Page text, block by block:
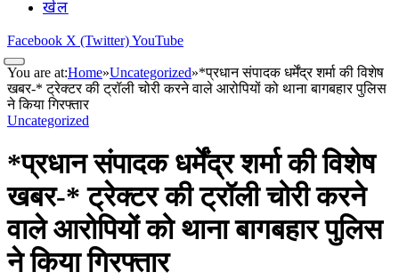
खेल
Facebook X (Twitter)YouTube
You are at:Home»Uncategorized»*प्रधान संपादक धर्मेंद्र शर्मा की विशेष
खबर-* ट्रेक्टर की ट्रॉली चोरी करने वाले आरोपियों को थाना बागबहार पुलिस
ने किया गिरफ्तार
Uncategorized
*प्रधान संपादक धर्मेंद्र शर्मा की विशेष
खबर-* ट्रेक्टर की ट्रॉली चोरी करने
वाले आरोपियों को थाना बागबहार पुलिस
ने किया गिरफ्तार